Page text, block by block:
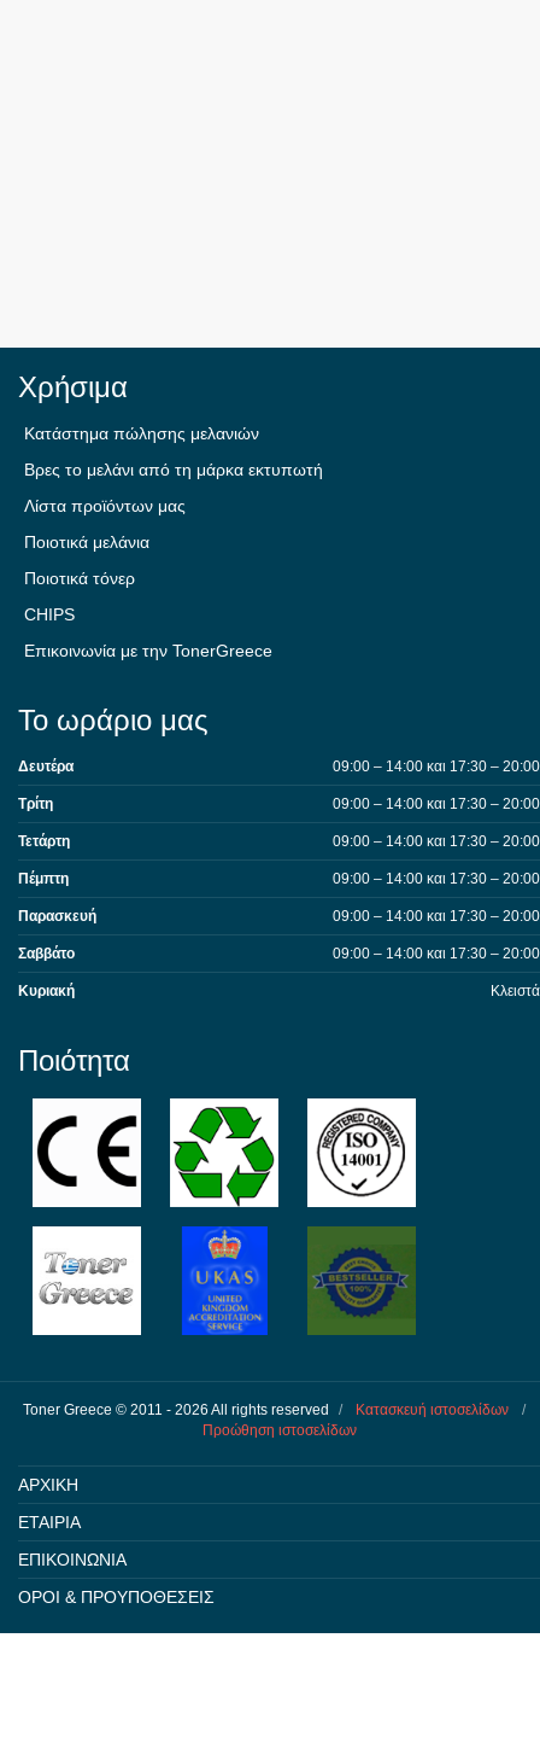
Χρήσιμα
Κατάστημα πώλησης μελανιών
Βρες το μελάνι από τη μάρκα εκτυπωτή
Λίστα προϊόντων μας
Ποιοτικά μελάνια
Ποιοτικά τόνερ
CHIPS
Επικοινωνία με την TonerGreece
Το ωράριο μας
Δευτέρα 09:00 – 14:00 και 17:30 – 20:00
Τρίτη 09:00 – 14:00 και 17:30 – 20:00
Τετάρτη 09:00 – 14:00 και 17:30 – 20:00
Πέμπτη 09:00 – 14:00 και 17:30 – 20:00
Παρασκευή 09:00 – 14:00 και 17:30 – 20:00
Σαββάτο 09:00 – 14:00 και 17:30 – 20:00
Κυριακή Κλειστά
Ποιότητα
Toner Greece © 2011 - 2026 All rights reserved / Κατασκευή ιστοσελίδων
/
Προώθηση ιστοσελίδων
ΑΡΧΙΚΗ
ΕΤΑΙΡΙΑ
ΕΠΙΚΟΙΝΩΝΙΑ
ΟΡΟΙ & ΠΡΟΥΠΟΘΕΣΕΙΣ